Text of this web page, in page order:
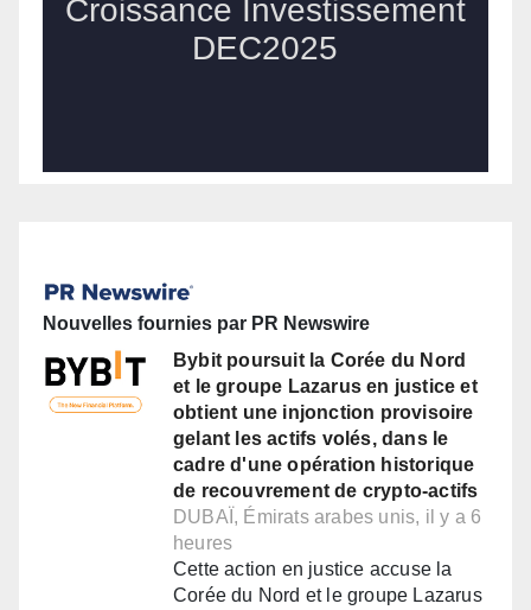
Nouvelles fournies par PR Newswire
Bybit poursuit la Corée du Nord
et le groupe Lazarus en justice et
obtient une injonction provisoire
gelant les actifs volés, dans le
cadre d'une opération historique
de recouvrement de crypto-actifs
DUBAÏ, Émirats arabes unis, il y a 6
heures
Cette action en justice accuse la
Corée du Nord et le groupe Lazarus